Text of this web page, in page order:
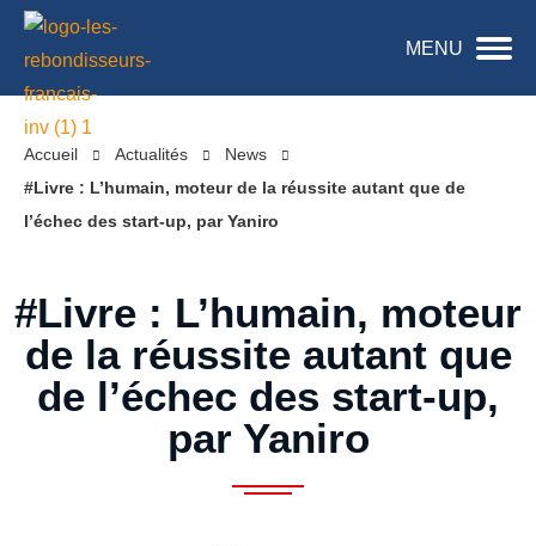
MENU
Accueil Actualités
News
#Livre : L’humain, moteur de la réussite autant que de
l’échec des start-up, par Yaniro
#Livre : L’humain, moteur
de la réussite autant que
de l’échec des start-up,
par Yaniro